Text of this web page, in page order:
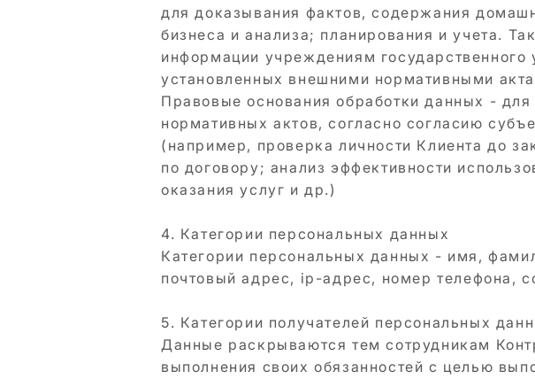
для доказывания фактов, содержания
бизнеса и анализа; планирования и учета.
информации учреждениям государственного
установленных внешними нормативными
Правовые основания обработки данных -
нормативных актов, согласно согласию
(например, проверка личности Клиента до
по договору; анализ эффективности
оказания услуг и др.)
4. Категории персональных данных
Категории персональных данных - имя,
почтовый адрес, ip-адрес, номер телефона,
5. Категории получателей персональных
Данные раскрываются тем сотрудникам
выполнения своих обязанностей с целью